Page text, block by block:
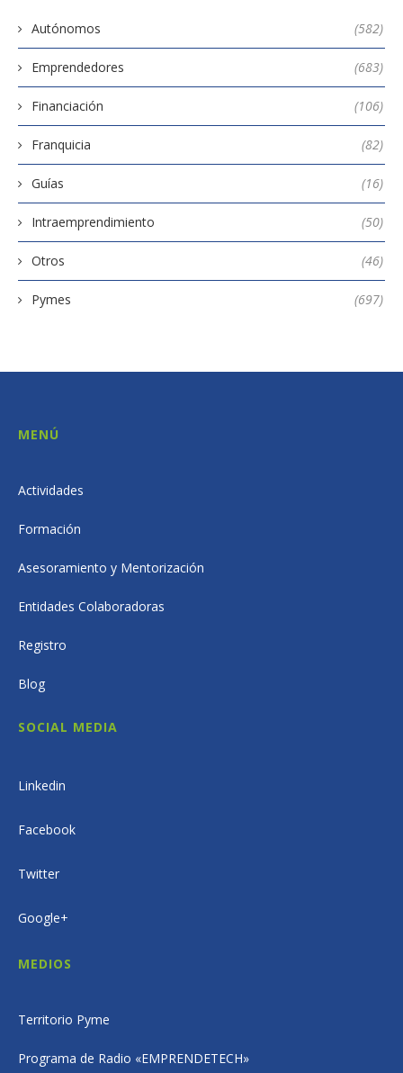
Autónomos (582)
Emprendedores (683)
Financiación (106)
Franquicia (82)
Guías (16)
Intraemprendimiento (50)
Otros (46)
Pymes (697)
MENÚ
Actividades
Formación
Asesoramiento y Mentorización
Entidades Colaboradoras
Registro
Blog
SOCIAL MEDIA
Linkedin
Facebook
Twitter
Google+
MEDIOS
Territorio Pyme
Programa de Radio «EMPRENDETECH»